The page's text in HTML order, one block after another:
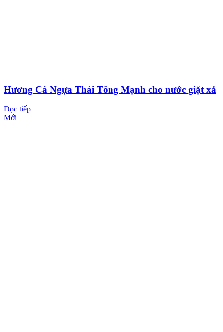
Hương Cá Ngựa Thái Tông Mạnh cho nước giặt xả
Đọc tiếp
Mới